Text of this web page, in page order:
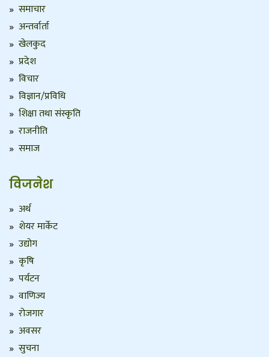
समाचार
अन्तर्वार्ता
खेलकुद
प्रदेश
विचार
विज्ञान/प्रविधि
शिक्षा तथा संस्कृति
राजनीति
समाज
विजनेश
अर्थ
शेयर मार्केट
उद्योग
कृषि
पर्यटन
वाणिज्य
रोजगार
अवसर
सुचना